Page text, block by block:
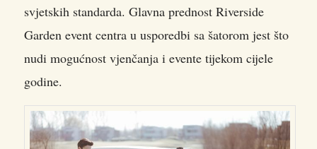
svjetskih standarda. Glavna prednost Riverside
Garden event centra u usporedbi sa šatorom jest što
nudi mogućnost vjenčanja i evente tijekom cijele
godine.